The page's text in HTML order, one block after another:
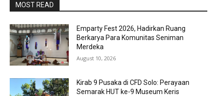
MOST READ
Emparty Fest 2026, Hadirkan Ruang
Berkarya Para Komunitas Seniman
Merdeka
August 10, 2026
Kirab 9 Pusaka di CFD Solo: Perayaan
Semarak HUT ke-9 Museum Keris